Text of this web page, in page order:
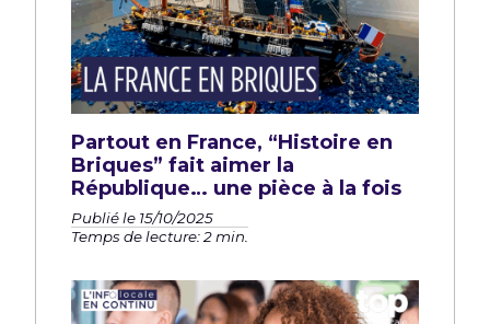
Partout en France, “Histoire en
Briques” fait aimer la
République… une pièce à la fois
Publié le 15/10/2025
Temps de lecture: 2 min.